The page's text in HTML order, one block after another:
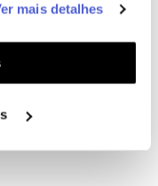
e
seus interesses
Pode gerir a
Configurar
mais detalhes